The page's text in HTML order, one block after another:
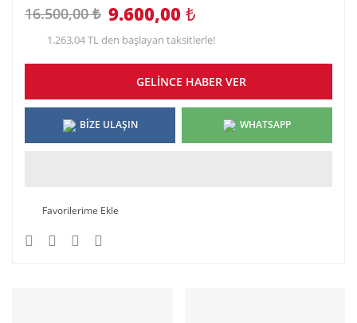
16.500,00 ₺ 9.600,00 ₺
1.263,04 TL den başlayan taksitlerle!
GELİNCE HABER VER
BİZE ULAŞIN WHATSAPP